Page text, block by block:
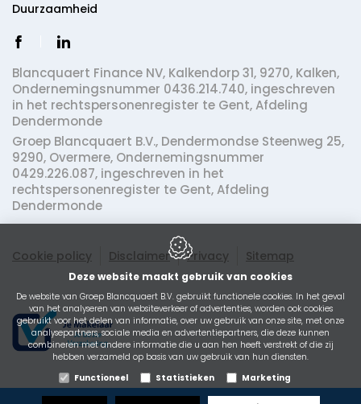
Duurzaamheid
Blancquaert Finance NV, Kalkendorp 31, 9270, Kalken,
Ondernemingsnummer 0436.214.740, ingeschreven
in het rechtspersonenregister te Gent, Afdeling
Dendermonde
Groep Blancquaert B.V., Dendermondse Steenweg 25,
9290, Overmere, Ondernemingsnummer
0429.226.087, ingeschreven in het
rechtspersonenregister te Gent, Afdeling
Dendermonde
Cookie policy Disclaimer Privacy Sitemap
Deze website maakt gebruik van cookies
De website van Groep Blancquaert B.V. gebruikt functionele cookies. In het geval
van het analyseren van websiteverkeer of advertenties, worden ook cookies
gebruikt voor het delen van informatie, over uw gebruik van onze site, met onze
analysepartners, sociale media en advertentiepartners, die deze kunnen
combineren met andere informatie die u aan hen heeft verstrekt of die zij
hebben verzameld op basis van uw gebruik van hun diensten.
Functioneel
Statistieken Marketing